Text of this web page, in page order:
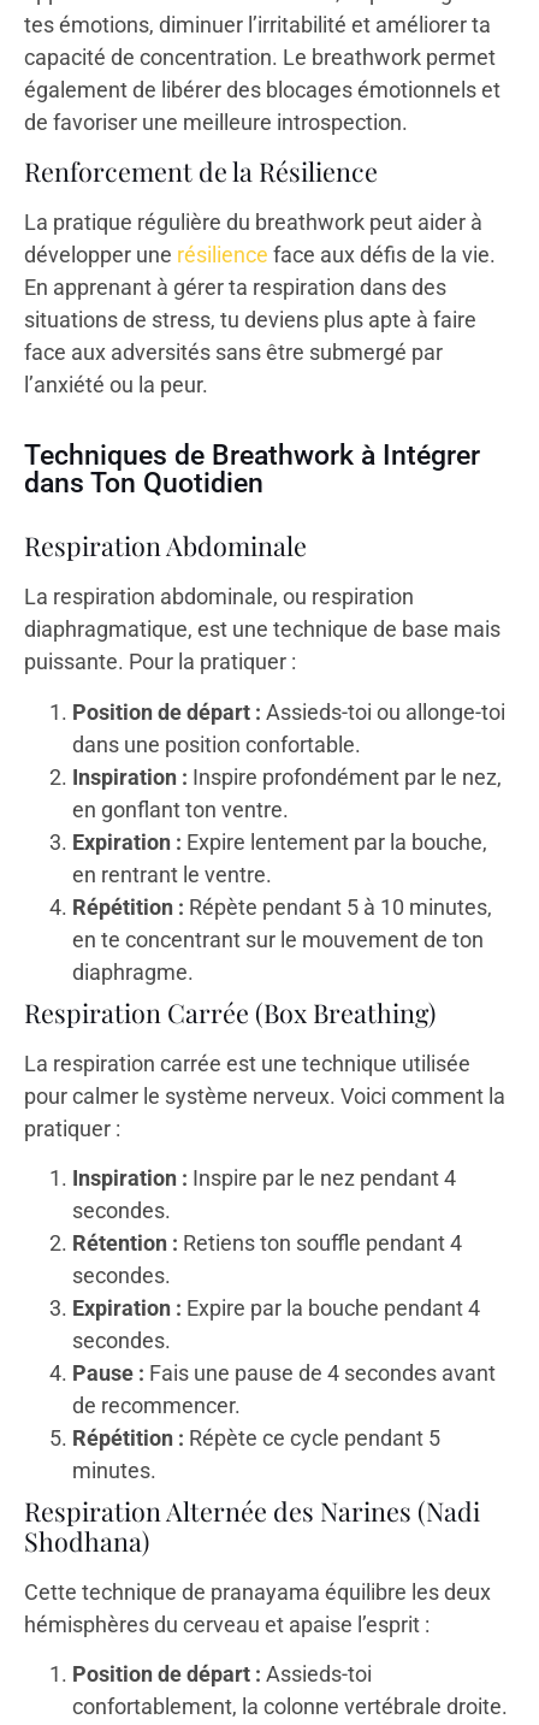
tes émotions, diminuer l’irritabilité et améliorer ta
capacité de concentration. Le breathwork permet
également de libérer des blocages émotionnels et
de favoriser une meilleure introspection.
Renforcement de la Résilience
La pratique régulière du breathwork peut aider à
développer une résilience face aux défis de la vie.
En apprenant à gérer ta respiration dans des
situations de stress, tu deviens plus apte à faire
face aux adversités sans être submergé par
l’anxiété ou la peur.
Techniques de Breathwork à Intégrer
dans Ton Quotidien
Respiration Abdominale
La respiration abdominale, ou respiration
diaphragmatique, est une technique de base mais
puissante. Pour la pratiquer :
Position de départ : Assieds-toi ou allonge-toi
dans une position confortable.
Inspiration : Inspire profondément par le nez,
en gonflant ton ventre.
Expiration : Expire lentement par la bouche,
en rentrant le ventre.
Répétition : Répète pendant 5 à 10 minutes,
en te concentrant sur le mouvement de ton
diaphragme.
Respiration Carrée (Box Breathing)
La respiration carrée est une technique utilisée
pour calmer le système nerveux. Voici comment la
pratiquer :
Inspiration : Inspire par le nez pendant 4
secondes.
Rétention : Retiens ton souffle pendant 4
secondes.
Expiration : Expire par la bouche pendant 4
secondes.
Pause : Fais une pause de 4 secondes avant
de recommencer.
Répétition : Répète ce cycle pendant 5
minutes.
Respiration Alternée des Narines (Nadi
Shodhana)
Cette technique de pranayama équilibre les deux
hémisphères du cerveau et apaise l’esprit :
Position de départ : Assieds-toi
confortablement, la colonne vertébrale droite.